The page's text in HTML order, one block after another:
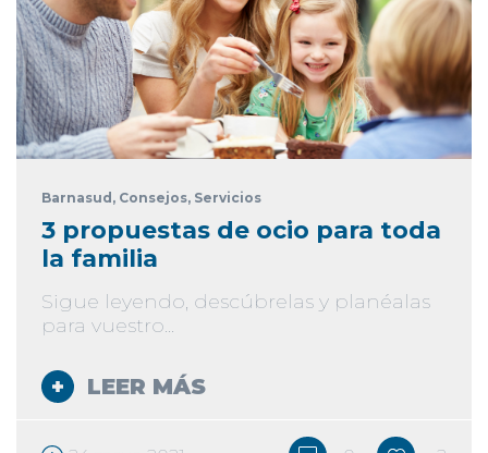
Barnasud , Consejos, Servicios
3 propuestas de ocio para toda
la familia
Sigue leyendo, descúbrelas y planéalas
para vuestro...
LEER MÁS